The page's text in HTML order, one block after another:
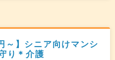
～】シニア向けマンシ
り＊介護